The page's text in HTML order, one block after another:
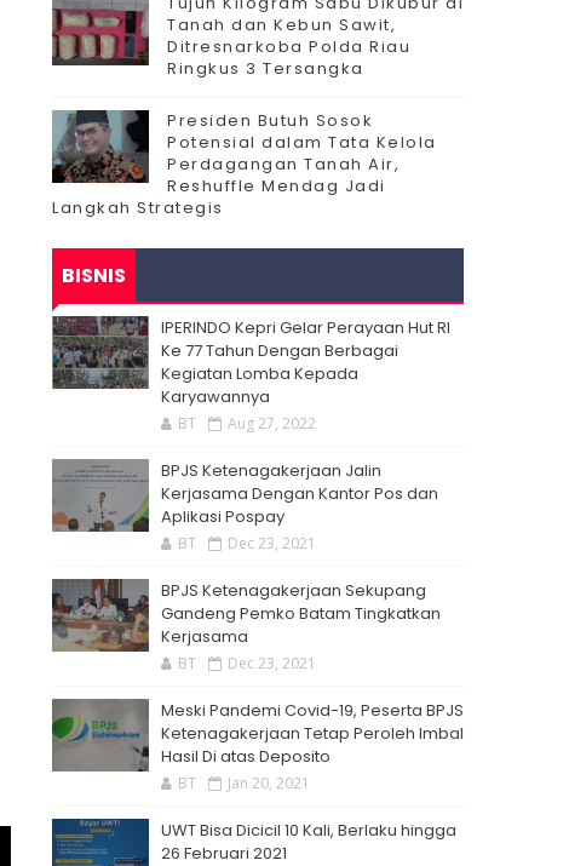
Tanah dan Kebun Sawit,
Ditresnarkoba Polda Riau
Ringkus 3 Tersangka
Presiden Butuh Sosok
Potensial dalam Tata Kelola
Perdagangan Tanah Air,
Reshuffle Mendag Jadi
Langkah Strategis
BISNIS
IPERINDO Kepri Gelar Perayaan Hut RI
Ke 77 Tahun Dengan Berbagai
Kegiatan Lomba Kepada
Karyawannya
BT Aug 27, 2022
BPJS Ketenagakerjaan Jalin
Kerjasama Dengan Kantor Pos dan
Aplikasi Pospay
BT Dec 23, 2021
BPJS Ketenagakerjaan Sekupang
Gandeng Pemko Batam Tingkatkan
Kerjasama
BT Dec 23, 2021
Meski Pandemi Covid-19, Peserta BPJS
Ketenagakerjaan Tetap Peroleh Imbal
Hasil Di atas Deposito
BT Jan 20, 2021
UWT Bisa Dicicil 10 Kali, Berlaku hingga
26 Februari 2021